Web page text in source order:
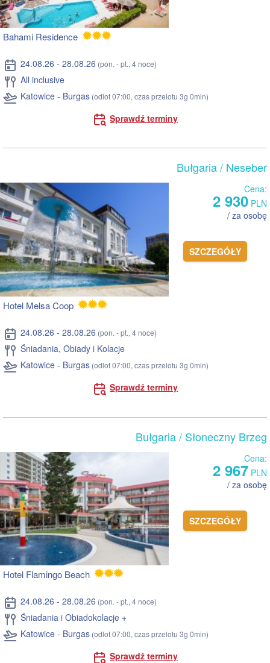
Bahami Residence
24.08.26 - 28.08.26 (pon. - pt., 4 noce)
All inclusive
Katowice - Burgas (odlot 07:00, czas przelotu 3g 0min)
Sprawdź terminy
Bułgaria/ Neseber
Cena:
2 930 PLN
/ za osobę
SZCZEGÓŁY
Hotel Melsa Coop
24.08.26 - 28.08.26 (pon. - pt., 4 noce)
Śniadania, Obiady i Kolacje
Katowice - Burgas (odlot 07:00, czas przelotu 3g 0min)
Sprawdź terminy
Bułgaria/ Słoneczny Brzeg
Cena:
2 967 PLN
/ za osobę
SZCZEGÓŁY
Hotel Flamingo Beach
24.08.26 - 28.08.26 (pon. - pt., 4 noce)
Śniadania i Obiadokolacje +
Katowice - Burgas (odlot 07:00, czas przelotu 3g 0min)
Sprawdź terminy